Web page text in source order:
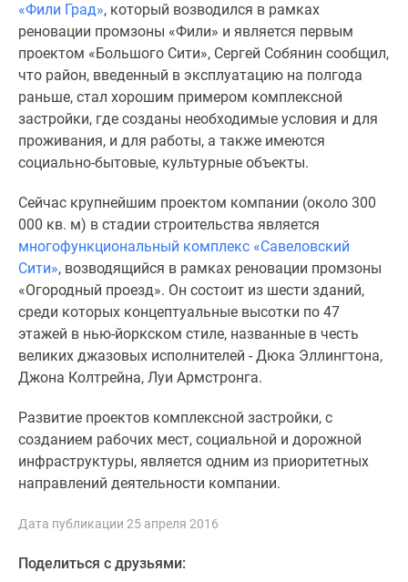
программы
Медиа
Новости
недвижимости
Мнение
эксперта
Аналитика
Покупателю
Экспертиза
новостроек
Эксперты
авторы
проекте
Контакты
сайте
Дзен
места
#траншевая
«Фили Град», который возводился в рамках
реновации промзоны «Фили» и является первым
проектом «Большого Сити», Сергей Собянин сообщил,
что район, введенный в эксплуатацию на полгода
раньше, стал хорошим примером комплексной
застройки, где созданы необходимые условия и для
проживания, и для работы, а также имеются
социально-бытовые, культурные объекты.
Сейчас крупнейшим проектом компании (около 300
000 кв. м) в стадии строительства является
многофункциональный комплекс «Савеловский
Сити», возводящийся в рамках реновации промзоны
«Огородный проезд». Он состоит из шести зданий,
среди которых концептуальные высотки по 47
этажей в нью-йоркском стиле, названные в честь
великих джазовых исполнителей - Дюка Эллингтона,
Джона Колтрейна, Луи Армстронга.
Развитие проектов комплексной застройки, с
созданием рабочих мест, социальной и дорожной
инфраструктуры, является одним из приоритетных
направлений деятельности компании.
Дата публикации 25 апреля 2016
Поделиться с друзьями: